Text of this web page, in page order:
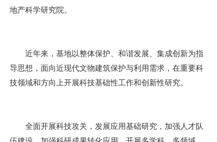
地产科学研究院。
近年来，基地以整体保护、和谐发展、集成创新为指
导思想，面向近现代文物建筑保护与利用需求，在重要科
技领域和方向上开展科技基础性工作和创新性研究。
全面开展科技攻关，发展应用基础研究，加强人才队